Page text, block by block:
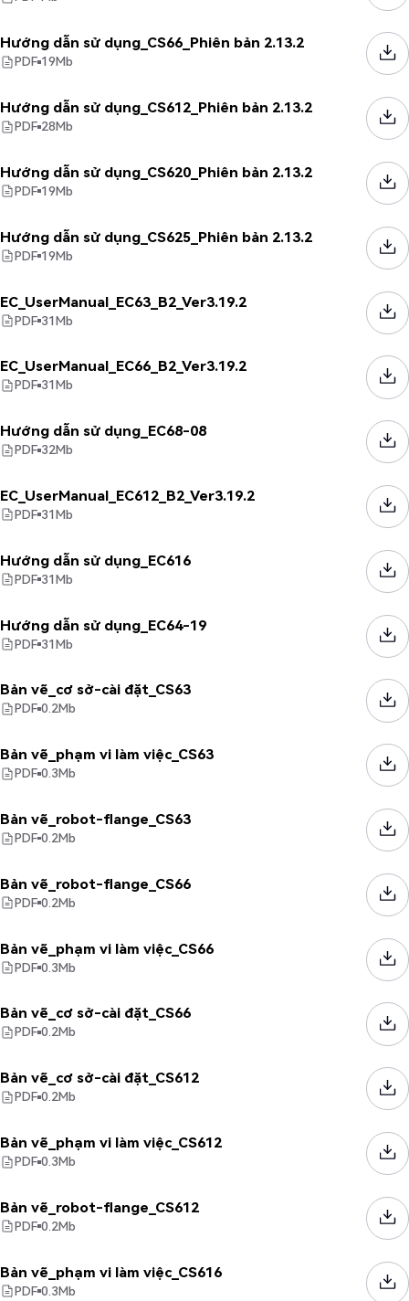
Hướng dẫn sử dụng_CS66_Phiên bản 2.13.2
PDF 19Mb
Hướng dẫn sử dụng_CS612_Phiên bản 2.13.2
PDF 28Mb
Hướng dẫn sử dụng_CS620_Phiên bản 2.13.2
PDF 19Mb
Hướng dẫn sử dụng_CS625_Phiên bản 2.13.2
PDF 19Mb
EC_UserManual_EC63_B2_Ver3.19.2
PDF 31Mb
EC_UserManual_EC66_B2_Ver3.19.2
PDF 31Mb
Hướng dẫn sử dụng_EC68-08
PDF 32Mb
EC_UserManual_EC612_B2_Ver3.19.2
PDF 31Mb
Hướng dẫn sử dụng_EC616
PDF 31Mb
Hướng dẫn sử dụng_EC64-19
PDF 31Mb
Bản vẽ_cơ sở-cài đặt_CS63
PDF 0.2Mb
Bản vẽ_phạm vi làm việc_CS63
PDF 0.3Mb
Bản vẽ_robot-flange_CS63
PDF 0.2Mb
Bản vẽ_robot-flange_CS66
PDF 0.2Mb
Bản vẽ_phạm vi làm việc_CS66
PDF 0.3Mb
Bản vẽ_cơ sở-cài đặt_CS66
PDF 0.2Mb
Bản vẽ_cơ sở-cài đặt_CS612
PDF 0.2Mb
Bản vẽ_phạm vi làm việc_CS612
PDF 0.3Mb
Bản vẽ_robot-flange_CS612
PDF 0.2Mb
Bản vẽ_phạm vi làm việc_CS616
PDF 0.3Mb